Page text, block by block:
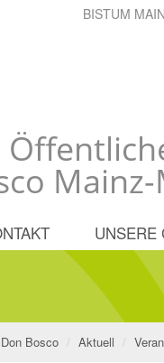
BISTUM
UNSERE
Bosco Aktuell